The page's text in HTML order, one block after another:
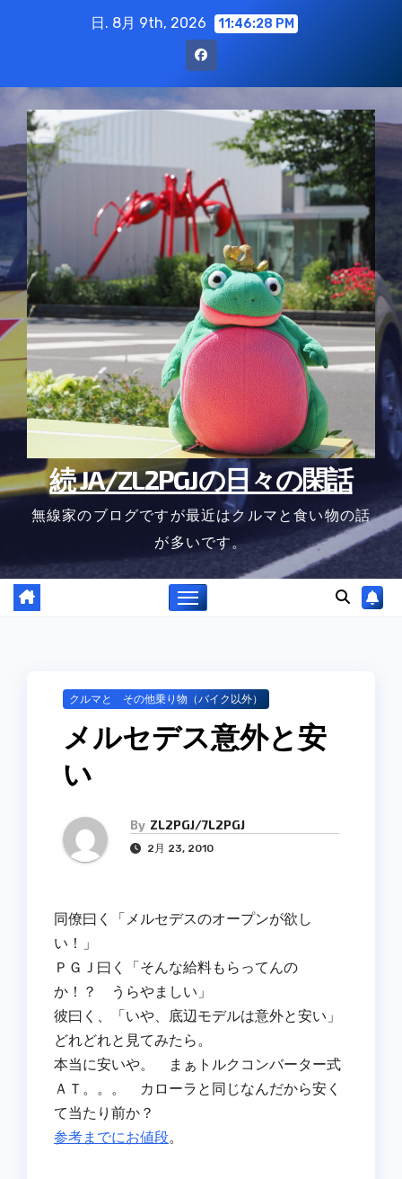
ン
に
ス
キ
プ
日. 8月 9th, 2026 11:46:29 PM
続 JA/ZL2PGJの日々の閑話
無線家のブログですが最近はクルマと食い物の話
が多いです。
クルマと その他乗り物（バイク以外）
メルセデス意外と安
い
By ZL2PGJ/7L2PGJ
2月 23, 2010
同僚曰く「メルセデスのオープンが欲し
い！」
ＰＧＪ曰く「そんな給料もらってんの
か！？ うらやましい」
彼曰く、「いや、底辺モデルは意外と安い」
どれどれと見てみたら。
本当に安いや。 まぁトルクコンバーター式
ＡＴ。。。 カローラと同じなんだから安く
て当たり前か？
参考までにお値段。